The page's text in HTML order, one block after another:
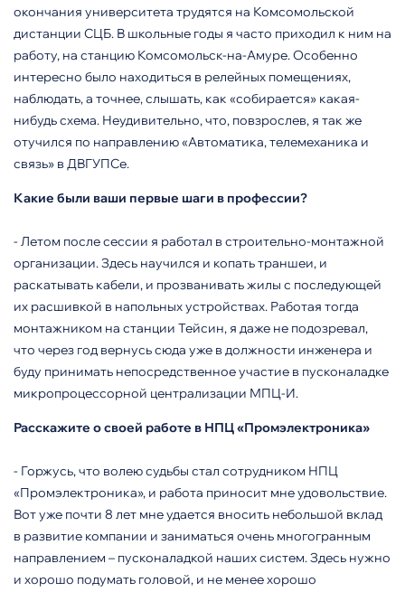
окончания университета трудятся на Комсомольской
дистанции СЦБ. В школьные годы я часто приходил к ним на
работу, на станцию Комсомольск-на-Амуре. Особенно
интересно было находиться в релейных помещениях,
наблюдать, а точнее, слышать, как «собирается» какая-
нибудь схема. Неудивительно, что, повзрослев, я так же
отучился по направлению «Автоматика, телемеханика и
связь» в ДВГУПСе.
Какие были ваши первые шаги в профессии?
-Летом после сессии я работал в строительно-монтажной
организации. Здесь научился и копать траншеи, и
раскатывать кабели, и прозванивать жилы с последующей
их расшивкой в напольных устройствах. Работая тогда
монтажником на станции Тейсин, я даже не подозревал,
что через год вернусь сюда уже в должности инженера и
буду принимать непосредственное участие в пусконаладке
микропроцессорной централизации МПЦ-И.
Расскажите о своей работе в НПЦ «Промэлектроника»
- Горжусь, что волею судьбы стал сотрудником НПЦ
«Промэлектроника», и работа приносит мне удовольствие.
Вот уже почти 8 лет мне удается вносить небольшой вклад
в развитие компании и заниматься очень многогранным
направлением – пусконаладкой наших систем. Здесь нужно
и хорошо подумать головой, и не менее хорошо